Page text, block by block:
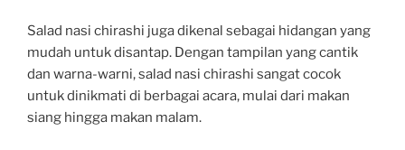
Salad nasi chirashi juga dikenal sebagai hidangan yang
mudah untuk disantap. Dengan tampilan yang cantik
dan warna-warni, salad nasi chirashi sangat cocok
untuk dinikmati di berbagai acara, mulai dari makan
siang hingga makan malam.